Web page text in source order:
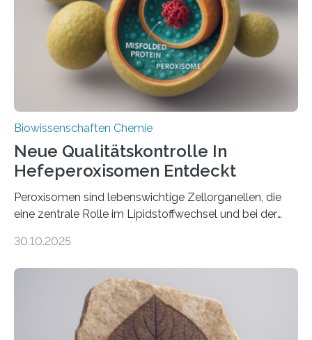
Biowissenschaften Chemie
Neue Qualitätskontrolle In
Hefeperoxisomen Entdeckt
Peroxisomen sind lebenswichtige Zellorganellen, die
eine zentrale Rolle im Lipidstoffwechsel und bei der
erfüllen können, müssen zahlreiche Enzyme präzise in
der Ruhr-Universität Bochum um Prof. Dr. Ralf Erdmann
und Dr. Ismaila Francis Yusuf hat nun einen bislang
unbekannten Qualitätskontrollmechanismus des
peroxisomalen Proteintransports in der Bäckerhefe
30.10.2025